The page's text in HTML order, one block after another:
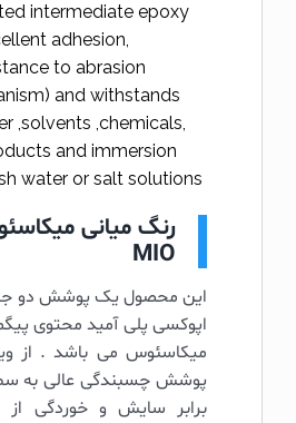
intermediate epoxy
adhesion,
to abrasion
and withstands
,solvents ,chemicals,
and immersion
water or salt solutions
رنگ میانی
MIO
این محصول یک پوشش دو
اپوکسی پلی آمید محتوی
میکاسئوس می باشد . از
پوشش چسبندگی عالی به
برابر سایش و خوردگی